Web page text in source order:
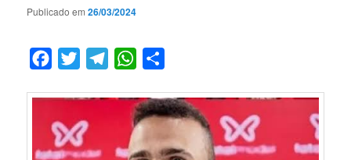
Publicado em26/03/2024
Facebook
Twitter TelegramWhatsApp